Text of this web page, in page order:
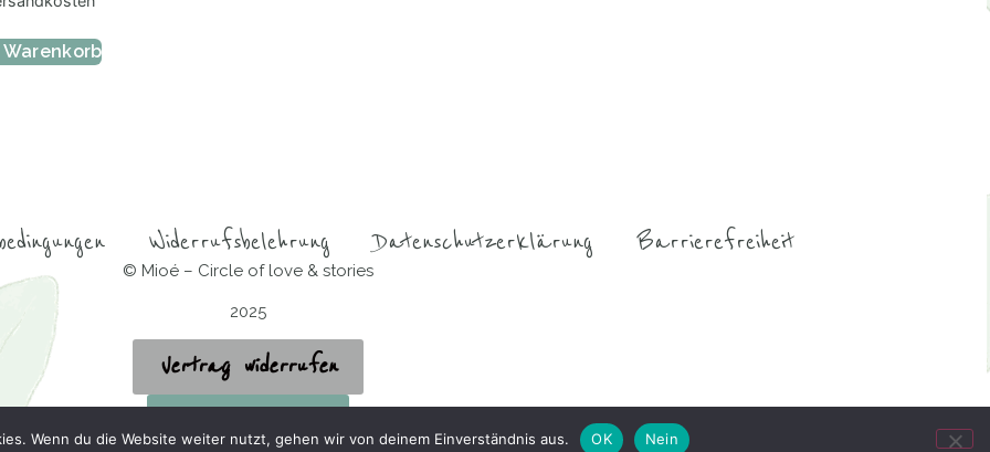
Widerrufsbelehrung Datenschutzerklärung Barrierefreiheit
© Mioé – Circle of love & stories
2025
Vertrag widerrufen
Wenn du die Website weiter nutzt, gehen wir von deinem Einverständnis aus. OK Nein